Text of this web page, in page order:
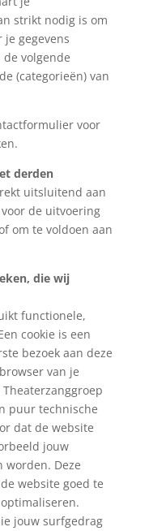
strikt nodig is om
gegevens
volgende
(categorieën) van
voor
derden
uitsluitend aan
de uitvoering
om te voldoen aan
die wij
functionele,
cookie is een
bezoek aan deze
van je
puur technische
dat de website
jouw
Deze
website goed te
jouw surfgedrag